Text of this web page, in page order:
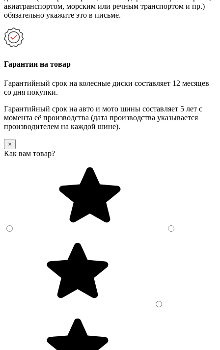
авиатранспортом, морским или речным транспортом и пр.)
обязательно укажите это в письме.
Гарантии на товар
Гарантийный срок на колесные диски составляет 12 месяцев
со дня покупки.
Гарантийный срок на авто и мото шины составляет 5 лет с
момента её производства (дата производства указывается
производителем на каждой шине).
×
Как вам товар?